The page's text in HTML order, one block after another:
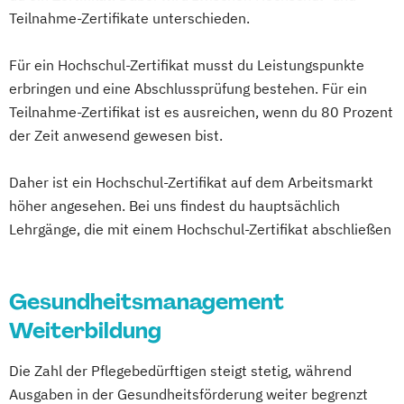
Ernährungsberater für E-Sportler
Ernährungsberater für Schwangere
Ernährungsberater für Senioren
Ernährungsberater für Sportler
Ernährungsberater für Sportler (inkl.
Ernährung C-Lizenz)
Ernährungsberater für Sportler A-Lizenz
(inkl. Ernährung C-Lizenz und
Ernährungsberater für vegetarische
Ernährung
Ernährungsberater/in B-Lizenz
Life Coach Ausbildung Online
Mentaltrainer Ausbildung
Nordic Walking Trainer Ausbildung
Pilates Trainer Ausbildung Reha Trainer
Seniorentrainer Ausbildung
Wirbelsäulengymnastik Trainer Ausbildung
Yoga Trainer Ausbildung
Teilnahme-Zertifikate unterschieden.
Für ein Hochschul-Zertifikat musst du Leistungspunkte
erbringen und eine Abschlussprüfung bestehen. Für ein
Teilnahme-Zertifikat ist es ausreichen, wenn du 80 Prozent
der Zeit anwesend gewesen bist.
Daher ist ein Hochschul-Zertifikat auf dem Arbeitsmarkt
höher angesehen. Bei uns findest du hauptsächlich
Lehrgänge, die mit einem Hochschul-Zertifikat abschließen
Gesundheitsmanagement
Weiterbildung
Die Zahl der Pflegebedürftigen steigt stetig, während
Ausgaben in der Gesundheitsförderung weiter begrenzt